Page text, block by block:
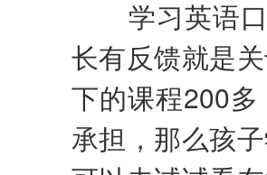
学习英语口
长有反馈就是
下的课程200
承担，那么孩